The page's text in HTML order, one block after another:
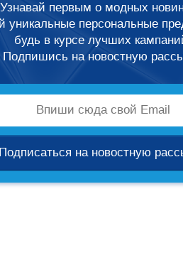
Узнавай первым о модных
уникальные персональные
будь в курсе лучших
Подпишись на новостную
Подписаться на новостную